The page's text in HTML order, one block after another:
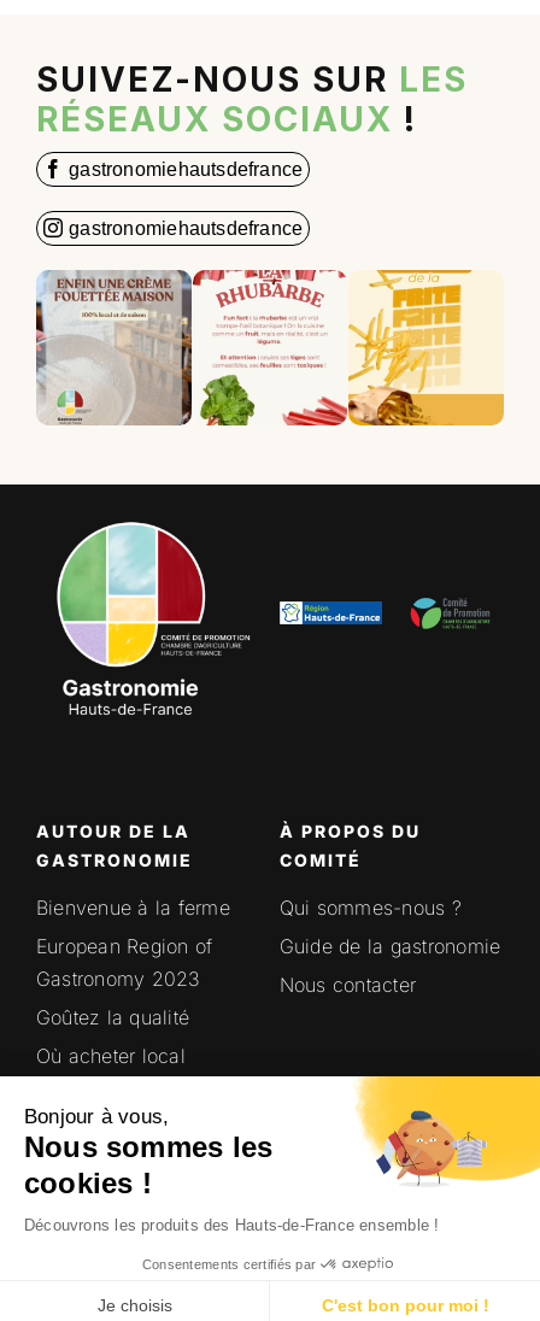
Bonjour à vous,
Nous sommes les
cookies !
Découvrons les produits des Hauts-de-France ensemble !
Consentements certifiés par
Je choisis C'est bon pour moi !
SUIVEZ-NOUS SUR LES
RÉSEAUX SOCIAUX !
AUTOUR DE LA
GASTRONOMIE
Bienvenue à la ferme
European Region of
Gastronomy 2023
Goûtez la qualité
Où acheter local
Terroirs Hauts-de-
France
À PROPOS DU
COMITÉ
Qui sommes-nous ?
Guide de la gastronomie
Nous contacter
© Site 100% local et crédits photo